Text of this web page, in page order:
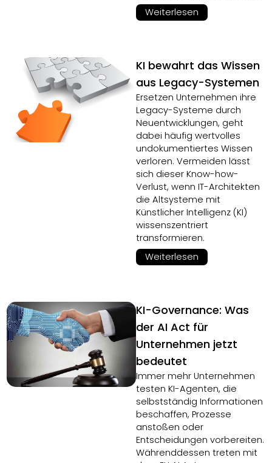
Weiterlesen
KI bewahrt das Wissen
aus Legacy-Systemen
Ersetzen Unternehmen ihre
Legacy-Systeme durch
Neuentwicklungen, geht
dabei häufig wertvolles
undokumentiertes Wissen
verloren. Vermeiden lässt
sich dieser Know-how-
Verlust, wenn IT-Architekten
die Altsysteme mit
Künstlicher Intelligenz (KI)
wissenszentriert
transformieren.
Weiterlesen
KI-Governance: Was
der AI Act für
Unternehmen jetzt
bedeutet
Immer mehr Unternehmen
testen KI-Agenten, die
selbstständig Informationen
beschaffen, Prozesse
anstoßen oder
Entscheidungen vorbereiten.
Währenddessen treten mit